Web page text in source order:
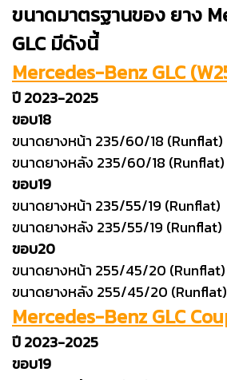
ขนาดมาตรฐานของ ยาง
GLC มีดังนี้
Mercedes-Benz GLC
ปี 2023-2025
ขอบ18
ขนาดยางหน้า 235/60/18 (Runflat)
ขนาดยางหลัง 235/60/18 (Runflat)
ขอบ19
ขนาดยางหน้า 235/55/19 (Runflat)
ขนาดยางหลัง 235/55/19 (Runflat)
ขอบ20
ขนาดยางหน้า 255/45/20 (Runflat)
ขนาดยางหลัง 255/45/20 (Runflat)
Mercedes-Benz GLC
ปี 2023-2025
ขอบ19